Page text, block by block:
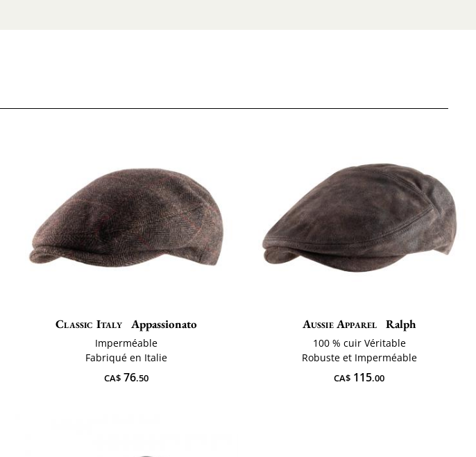
Classic Italy Appassionato
Imperméable
Fabriqué en Italie
CA$76.50
Aussie Apparel Ralph
100 % cuir Véritable
Robuste et Imperméable
CA$ 115.00